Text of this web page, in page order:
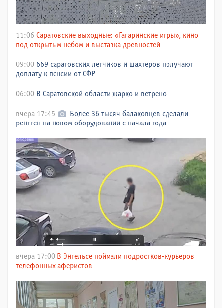
11:06 Саратовские выходные: «Гагаринские игры», кино
под открытым небом и выставка древностей
09:00 669 саратовских летчиков и шахтеров получают
доплату к пенсии от СФР
06:00 В Саратовской области жарко и ветрено
вчера 17:45
Более 36 тысяч балаковцев сделали
рентген на новом оборудовании с начала года
вчера 17:00 В Энгельсе поймали подростков-курьеров
телефонных аферистов